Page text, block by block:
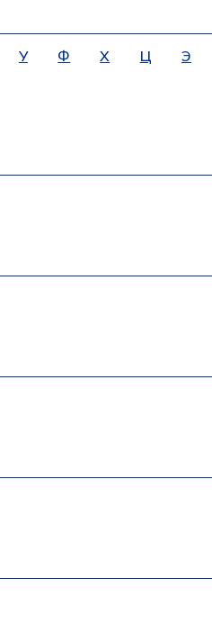
У Ф Х Ц Э